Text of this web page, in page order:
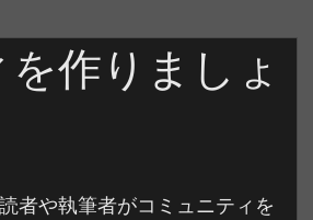
作りましょ
者や執筆者がコミュニティを